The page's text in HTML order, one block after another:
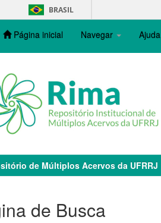
BRASIL
Página inicial Navegar Ajuda
de Múltiplos Acervos da UFRRJ
de Busca